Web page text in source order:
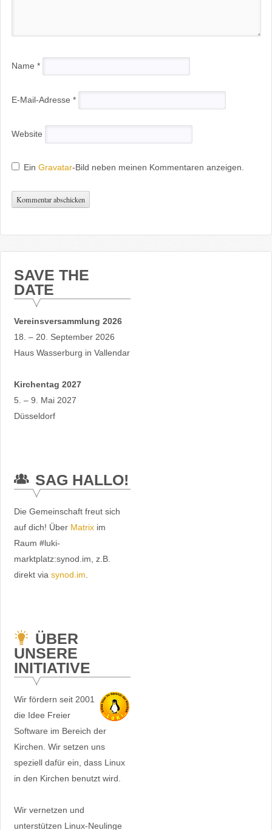
Name *
E-Mail-Adresse *
Website
Ein Gravatar-Bild neben meinen Kommentaren anzeigen.
SAVE THE
DATE
Vereinsversammlung 2026
18. – 20. September 2026
Haus Wasserburg in Vallendar
Kirchentag 2027
5. – 9. Mai 2027
Düsseldorf
SAG HALLO!
Die Gemeinschaft freut sich
auf dich! Über Matrixim
Raum #luki-
marktplatz:synod.im, z.B.
direkt via synod.im
ÜBER
UNSERE
INITIATIVE
Wir fördern seit 2001
die Idee Freier
Software im Bereich der
Kirchen. Wir setzen uns
speziell dafür ein, dass Linux
in den Kirchen benutzt wird.
Wir vernetzen und
unterstützen Linux-Neulinge